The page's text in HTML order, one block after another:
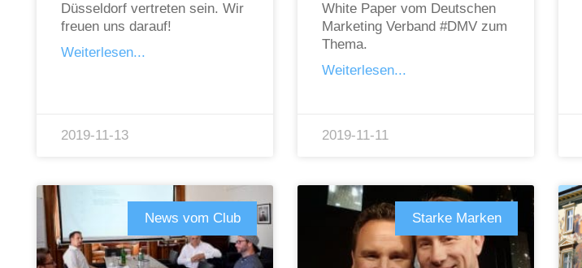
Düsseldorf vertreten sein. Wir
freuen uns darauf!
Weiterlesen...
2019-11-13
White Paper vom Deutschen
Marketing Verband #DMV zum
Thema.
Weiterlesen...
2019-11-11
News vom Club Starke Marken